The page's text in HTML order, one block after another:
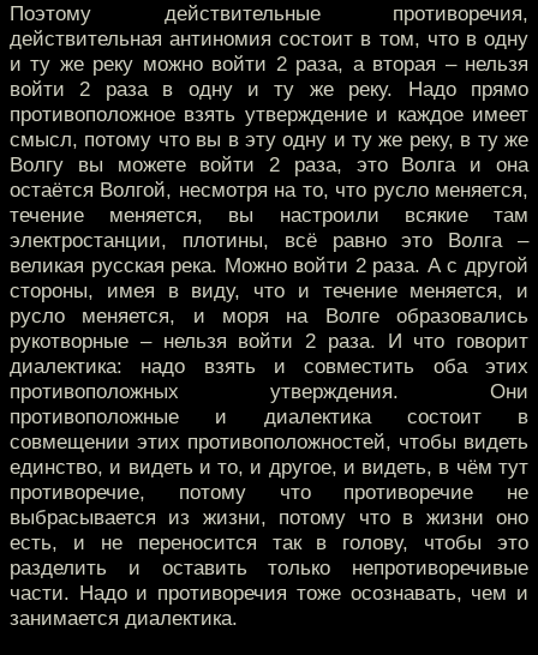
Поэтому действительные противоречия,
действительная антиномия состоит в том, что в одну
и ту же реку можно войти 2 раза, а вторая – нельзя
войти 2 раза в одну и ту же реку. Надо прямо
противоположное взять утверждение и каждое имеет
смысл, потому что вы в эту одну и ту же реку, в ту же
Волгу вы можете войти 2 раза, это Волга и она
остаётся Волгой, несмотря на то, что русло меняется,
течение меняется, вы настроили всякие там
электростанции, плотины, всё равно это Волга –
великая русская река. Можно войти 2 раза. А с другой
стороны, имея в виду, что и течение меняется, и
русло меняется, и моря на Волге образовались
рукотворные – нельзя войти 2 раза. И что говорит
диалектика: надо взять и совместить оба этих
противоположных утверждения. Они
противоположные и диалектика состоит в
совмещении этих противоположностей, чтобы видеть
единство, и видеть и то, и другое, и видеть, в чём тут
противоречие, потому что противоречие не
выбрасывается из жизни, потому что в жизни оно
есть, и не переносится так в голову, чтобы это
разделить и оставить только непротиворечивые
части. Надо и противоречия тоже осознавать, чем и
занимается диалектика.